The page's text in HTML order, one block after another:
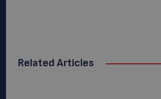
Related Articles